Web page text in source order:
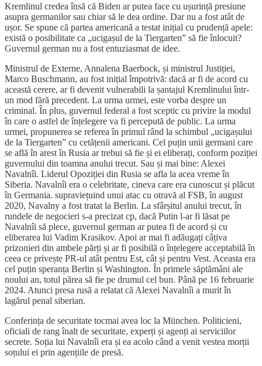
Kremlinul credea însă că Biden ar putea face cu ușurință presiune
asupra germanilor sau chiar să le dea ordine. Dar nu a fost atât de
ușor. Se spune că partea americană a testat inițial cu prudență apele:
există o posibilitate ca „ucigașul de la Tiergarten” să fie înlocuit?
Guvernul german nu a fost entuziasmat de idee.
Ministrul de Externe, Annalena Baerbock, și ministrul Justiției,
Marco Buschmann, au fost inițial împotrivă: dacă ar fi de acord cu
această cerere, ar fi devenit vulnerabili la șantajul Kremlinului într-
un mod fără precedent. La urma urmei, este vorba despre un
criminal. În plus, guvernul federal a fost sceptic cu privire la modul
în care o astfel de înțelegere va fi percepută de public. La urma
urmei, propunerea se referea în primul rând la schimbul „ucigașului
de la Tiergarten” cu cetățenii americani. Cel puțin unii germani care
se află în arest în Rusia ar trebui să fie și ei eliberați, conform poziției
guvernului din toamna anului trecut. Sau și mai bine: Alexei
Navalnîi. Liderul Opoziției din Rusia se afla la acea vreme în
Siberia. Navalnîi era o celebritate, cineva care era cunoscut și plăcut
în Germania. supraviețuind unui atac cu otravă al FSB, în august
2020, Navalny a fost tratat la Berlin. La sfârșitul anului trecut, în
rundele de negocieri s-a precizat cp, dacă Putin l-ar fi lăsat pe
Navalnîi să plece, guvernul german ar putea fi de acord și cu
eliberarea lui Vadim Krasikov. Apoi ar mai fi adăugați câțiva
prizonieri din ambele părți și ar fi posibilă o înțelegere acceptabilă în
ceea ce privește PR-ul atât pentru Est, cât și pentru Vest. Aceasta era
cel puțin speranța Berlin și Washington. În primele săptămâni ale
noului an, totul părea să fie pe drumul cel bun. Până pe 16 februarie
2024. Atunci presa rusă a relatat că Alexei Navalnîi a murit în
lagărul penal siberian.
Conferința de securitate tocmai avea loc la München. Politicieni,
oficiali de rang înalt de securitate, experți și agenți ai serviciilor
secrete. Soția lui Navalnîi era și ea acolo când a venit vestea morții
soțului ei prin agențiile de presă.